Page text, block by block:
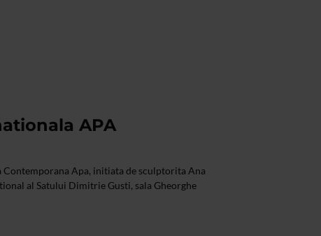
APA
Apa, initiata de sculptorita Ana
al Satului Dimitrie Gusti, sala Gheorghe